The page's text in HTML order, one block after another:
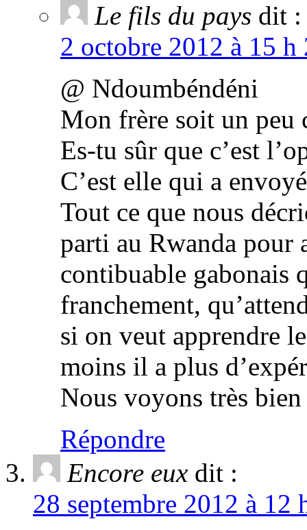
Le fils du pays dit :
2 octobre 2012 à 15
@ Ndoumbéndéni
Mon frère soit un peu
Es-tu sûr que c’est
C’est elle qui a
Tout ce que nous
parti au Rwanda pour
contibuable gabonais
franchement,
si on veut apprendre
moins il a plus
Nous voyons très
Répondre
Encore eux dit :
28 septembre 2012 à